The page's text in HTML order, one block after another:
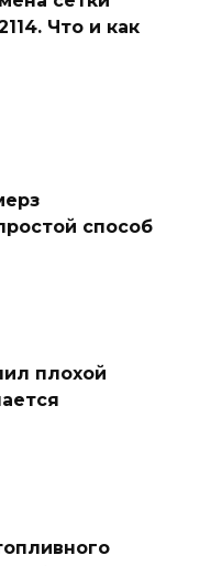
Что и как
способ
плохой